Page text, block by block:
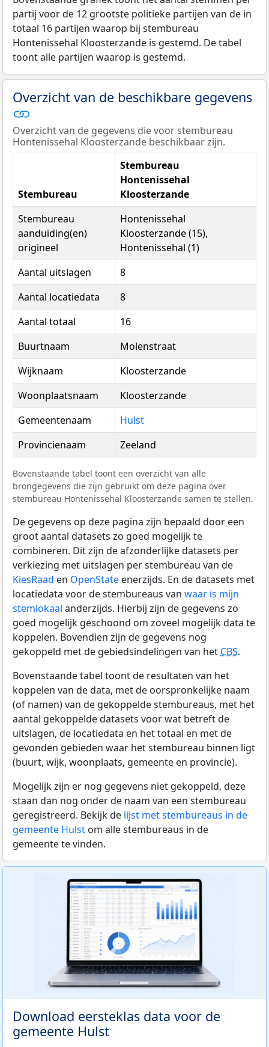
partij voor de 12 grootste politieke partijen van de in
totaal 16 partijen waarop bij stembureau
Hontenissehal Kloosterzande is gestemd. De tabel
toont alle partijen waarop is gestemd.
Overzicht van de beschikbare gegevens
Overzicht van de gegevens die voor stembureau
Hontenissehal Kloosterzande beschikbaar zijn.
Stembureau
Stembureau
Hontenissehal
Kloosterzande
Stembureau
aanduiding(en)
origineel
Hontenissehal
Kloosterzande (15),
Hontenissehal (1)
Aantal uitslagen
8
Aantal locatiedata
8
Aantal totaal
16
Buurtnaam
Molenstraat
Wijknaam
Kloosterzande
Woonplaatsnaam
Kloosterzande
Gemeentenaam
Hulst
Provincienaam
Zeeland
Bovenstaande tabel toont een overzicht van alle
brongegevens die zijn gebruikt om deze pagina over
stembureau Hontenissehal Kloosterzande samen te stellen.
De gegevens op deze pagina zijn bepaald door een
groot aantal datasets zo goed mogelijk te
combineren. Dit zijn de afzonderlijke datasets per
verkiezing met uitslagen per stembureau van de
KiesRaad en OpenState enerzijds. En de datasets met
locatiedata voor de stembureaus van waar is mijn
stemlokaal anderzijds. Hierbij zijn de gegevens zo
goed mogelijk geschoond om zoveel mogelijk data te
koppelen. Bovendien zijn de gegevens nog
gekoppeld met de gebiedsindelingen van het CBS.
Bovenstaande tabel toont de resultaten van het
koppelen van de data, met de oorspronkelijke naam
(of namen) van de gekoppelde stembureaus, met het
aantal gekoppelde datasets voor wat betreft de
uitslagen, de locatiedata en het totaal en met de
gevonden gebieden waar het stembureau binnen ligt
(buurt, wijk, woonplaats, gemeente en provincie).
Mogelijk zijn er nog gegevens niet gekoppeld, deze
staan dan nog onder de naam van een stembureau
geregistreerd. Bekijk de lijst met stembureaus in de
gemeente Hulst om alle stembureaus in de
gemeente te vinden.
Download eersteklas data voor de
gemeente Hulst